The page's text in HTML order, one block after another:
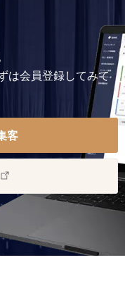
は会員登録してみて
客